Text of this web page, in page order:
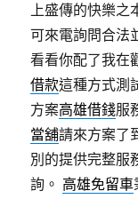
上盛傳的快樂之
可來電詢問合法
看看你配了我在
借款這種方式測
方案高雄借錢服
當舖請來方案了
別的提供完整服
詢。 高雄免留車